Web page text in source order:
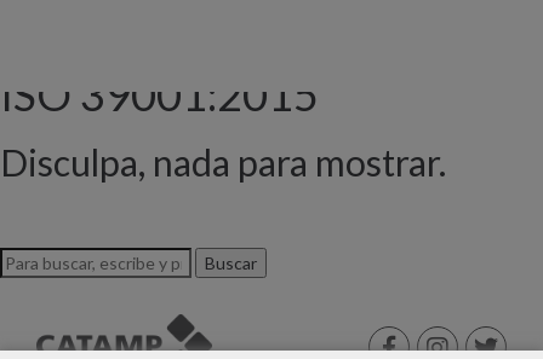
ISO 39001:2015
Disculpa, nada para mostrar.
Buscar